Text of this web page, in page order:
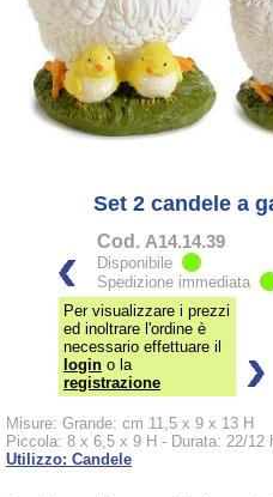
Set 2 candele a
Cod. A14.14.39
Disponibile
Spedizione immediata
Per visualizzare i prezzi
ed inoltrare l'ordine è
necessario effettuare il
login o la
registrazione
Misure: Grande: cm 11,5 x 9 x 13 H
Piccola: 8 x 6,5 x 9 H - Durata: 22/12
Utilizzo: Candele